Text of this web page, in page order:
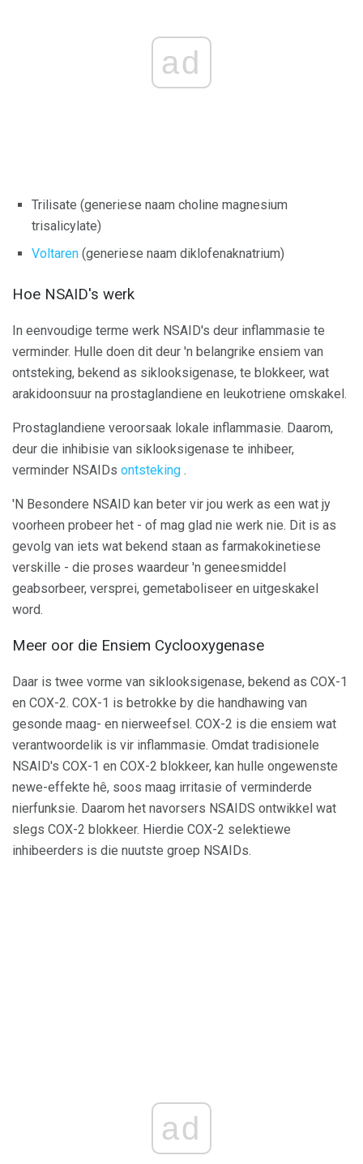
ad
Trilisate (generiese naam choline magnesium
trisalicylate)
Voltaren (generiese naam diklofenaknatrium)
Hoe NSAID's werk
In eenvoudige terme werk NSAID's deur inflammasie te
verminder. Hulle doen dit deur 'n belangrike ensiem van
ontsteking, bekend as siklooksigenase, te blokkeer, wat
arakidoonsuur na prostaglandiene en leukotriene omskakel.
Prostaglandiene veroorsaak lokale inflammasie. Daarom,
deur die inhibisie van siklooksigenase te inhibeer,
verminder NSAIDs ontsteking .
'N Besondere NSAID kan beter vir jou werk as een wat jy
voorheen probeer het - of mag glad nie werk nie. Dit is as
gevolg van iets wat bekend staan ​​as farmakokinetiese
verskille - die proses waardeur 'n geneesmiddel
geabsorbeer, versprei, gemetaboliseer en uitgeskakel
word.
Meer oor die Ensiem Cyclooxygenase
Daar is twee vorme van siklooksigenase, bekend as COX-1
en COX-2. COX-1 is betrokke by die handhawing van
gesonde maag- en nierweefsel. COX-2 is die ensiem wat
verantwoordelik is vir inflammasie. Omdat tradisionele
NSAID's COX-1 en COX-2 blokkeer, kan hulle ongewenste
newe-effekte hê, soos maag irritasie of verminderde
nierfunksie. Daarom het navorsers NSAIDS ontwikkel wat
slegs COX-2 blokkeer. Hierdie COX-2 selektiewe
inhibeerders is die nuutste groep NSAIDs.
ad